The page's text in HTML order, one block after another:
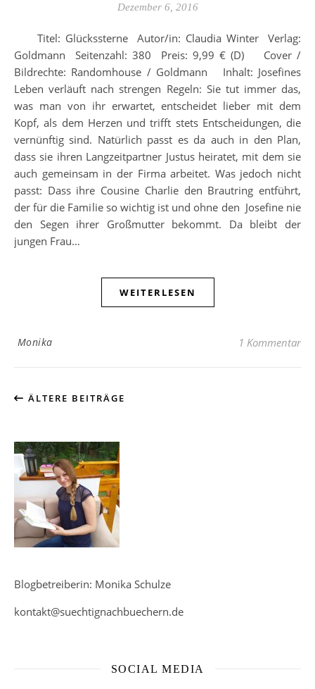
Dezember 6, 2016
Titel: Glückssterne Autor/in: Claudia Winter Verlag:
Goldmann Seitenzahl: 380 Preis: 9,99 € (D) Cover /
Bildrechte: Randomhouse / Goldmann Inhalt: Josefines
Leben verläuft nach strengen Regeln: Sie tut immer das,
was man von ihr erwartet, entscheidet lieber mit dem
Kopf, als dem Herzen und trifft stets Entscheidungen, die
vernünftig sind. Natürlich passt es da auch in den Plan,
dass sie ihren Langzeitpartner Justus heiratet, mit dem sie
auch gemeinsam in der Firma arbeitet. Was jedoch nicht
passt: Dass ihre Cousine Charlie den Brautring entführt,
der für die Familie so wichtig ist und ohne den Josefine nie
den Segen ihrer Großmutter bekommt. Da bleibt der
jungen Frau…
WEITERLESEN
Monika 1 Kommentar
ÄLTERE BEITRÄGE
Blogbetreiberin: Monika Schulze
kontakt@suechtignachbuechern.de
SOCIAL MEDIA